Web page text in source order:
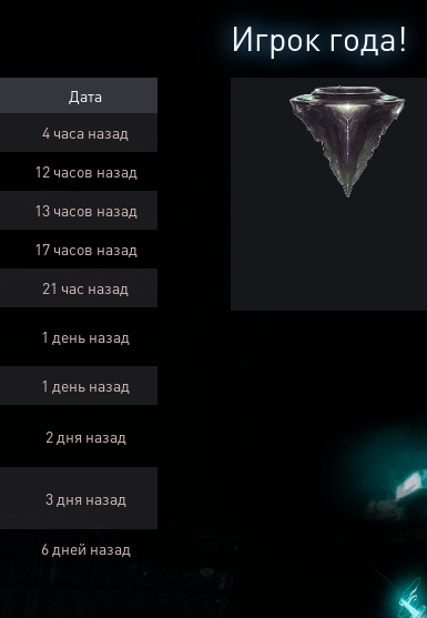
Игрок года!
Дата
4 часа назад
12 часов назад
13 часов назад
17 часов назад
21 час назад
1 день назад
1 день назад
2 дня назад
3 дня назад
6 дней назад